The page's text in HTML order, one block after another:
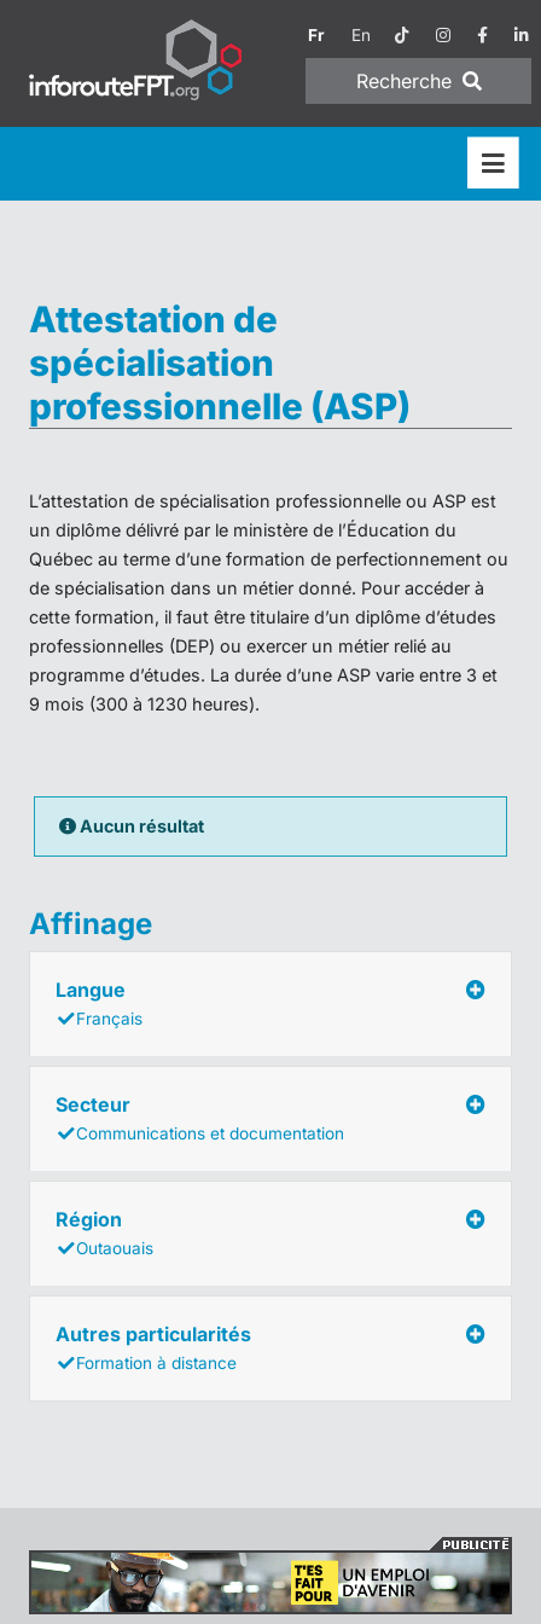
Fr En
Recherche
Attestation de
spécialisation
professionnelle (ASP)
L’attestation de spécialisation professionnelle ou ASP est
un diplôme délivré par le ministère de l’Éducation du
Québec au terme d’une formation de perfectionnement ou
de spécialisation dans un métier donné. Pour accéder à
cette formation, il faut être titulaire d’un diplôme d’études
professionnelles (DEP) ou exercer un métier relié au
programme d’études. La durée d’une ASP varie entre 3 et
9 mois (300 à 1230 heures).
Aucun résultat
Affinage
Langue
Français
Secteur
Communications et documentation
Région
Outaouais
Autres particularités
Formation à distance